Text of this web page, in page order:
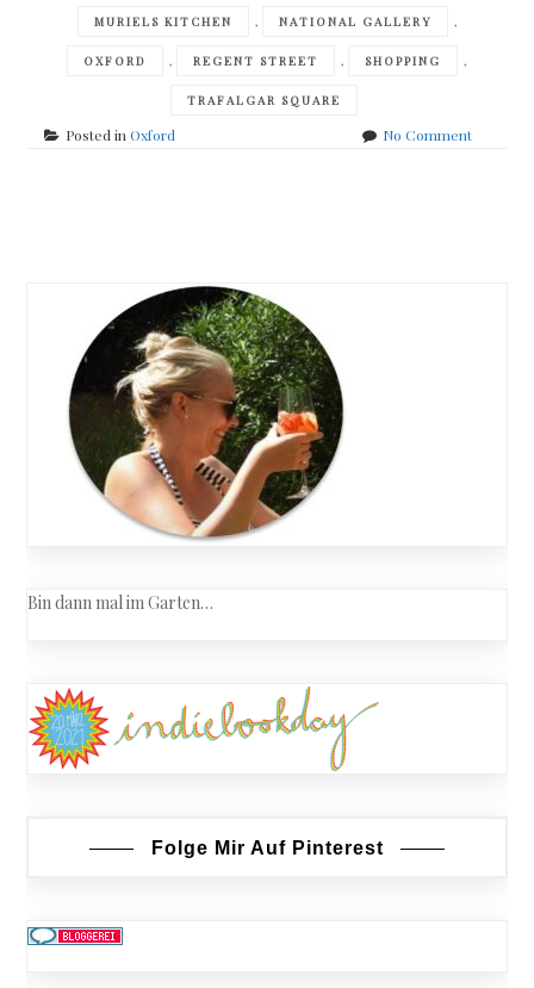
MURIELS KITCHEN , NATIONAL GALLERY ,
OXFORD , REGENT STREET , SHOPPING ,
TRAFALGAR SQUARE
Posted inOxford No Commenton
navigation
Bin dann mal im Garten…
Folge Mir Auf Pinterest